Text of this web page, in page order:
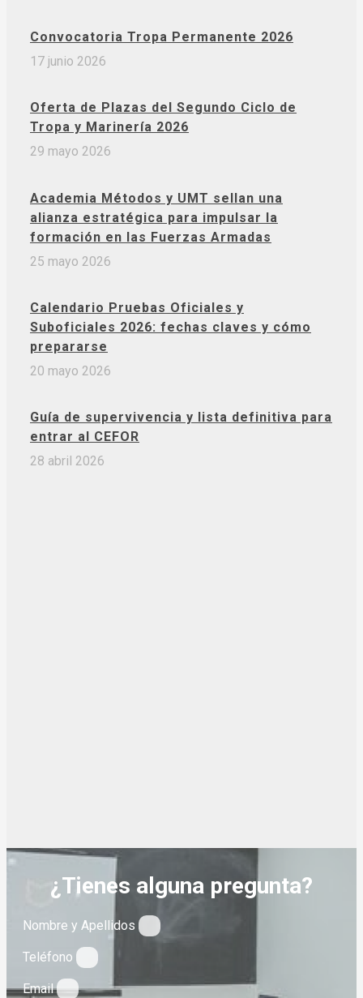
Convocatoria Tropa Permanente 2026
17 junio 2026
Oferta de Plazas del Segundo Ciclo de
Tropa y Marinería 2026
29 mayo 2026
Academia Métodos y UMT sellan una
alianza estratégica para impulsar la
formación en las Fuerzas Armadas
25 mayo 2026
Calendario Pruebas Oficiales y
Suboficiales 2026: fechas claves y cómo
prepararse
20 mayo 2026
Guía de supervivencia y lista definitiva para
entrar al CEFOR
28 abril 2026
¿Tienes alguna pregunta?
Nombre y Apellidos
Teléfono
Email